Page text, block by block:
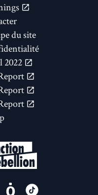
du site
2022
ON